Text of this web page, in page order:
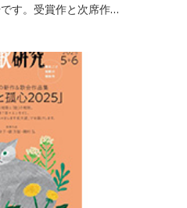
す。受賞作と次席作…